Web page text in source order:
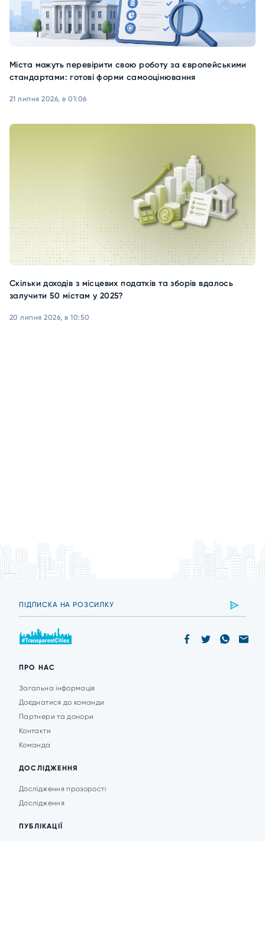
Міста можуть перевірити свою роботу за європейськими
стандартами: готові форми самооцінювання
21 липня 2026, в 01:06
Скільки доходів з місцевих податків та зборів вдалось
залучити 50 містам у 2025?
20 липня 2026, в 10:50
ПРО НАС
Загальна інформація
Доєднатися до команди
Партнери та донори
Контакти
Команда
ДОСЛІДЖЕННЯ
Дослідження прозорості
Дослідження
ПУБЛІКАЦІЇ